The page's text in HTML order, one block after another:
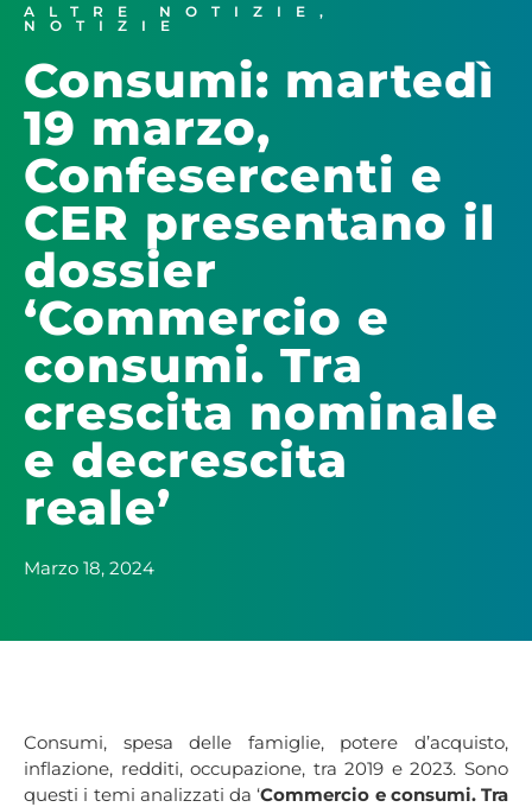
ALTRE NOTIZIE ,
NOTIZIE
Consumi: martedì
19 marzo,
Confesercenti e
CER presentano il
dossier
‘Commercio e
consumi. Tra
crescita nominale
e decrescita
reale’
Marzo 18, 2024
Consumi, spesa delle famiglie, potere d’acquisto,
inflazione, redditi, occupazione, tra 2019 e 2023. Sono
questi i temi analizzati da ‘Commercio e consumi. Tra